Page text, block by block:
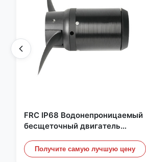
FRC IP68 Водонепроницаемый
бесщеточный двигатель
4 кВт 45 кг Упор для лодки для
серфинга Подводное
Получите самую лучшую цену